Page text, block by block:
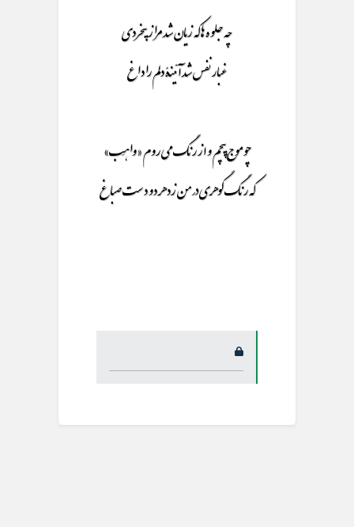
چه جلوه ها که زیان شد مرا ز بیخردی
غبار نفس شد آئینۀ دلم را داغ
چو موج پیچم و از رنگ می روم «واهِب»
که رنگ گوهری در من زد هر دو دست صباغ